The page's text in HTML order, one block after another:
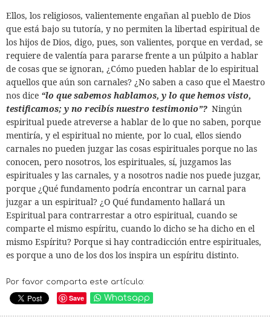
Ellos, los religiosos, valientemente engañan al pueblo de Dios
que está bajo su tutoría, y no permiten la libertad espiritual de
los hijos de Dios, digo, pues, son valientes, porque en verdad, se
requiere de valentía para pararse frente a un púlpito a hablar
de cosas que se ignoran, ¿Cómo pueden hablar de lo espiritual
aquellos que aún son carnales? ¿No saben a caso que el Maestro
nos dice “lo que sabemos hablamos, y lo que hemos visto,
testificamos; y no recibís nuestro testimonio”? Ningún
espiritual puede atreverse a hablar de lo que no saben, porque
mentiría, y el espiritual no miente, por lo cual, ellos siendo
carnales no pueden juzgar las cosas espirituales porque no las
conocen, pero nosotros, los espirituales, sí, juzgamos las
espirituales y las carnales, y a nosotros nadie nos puede juzgar,
porque ¿Qué fundamento podría encontrar un carnal para
juzgar a un espiritual? ¿O Qué fundamento hallará un
Espiritual para contrarrestar a otro espiritual, cuando se
comparte el mismo espíritu, cuando lo dicho se ha dicho en el
mismo Espíritu? Porque si hay contradicción entre espirituales,
es porque a uno de los dos los inspira un espíritu distinto.
Por favor comparta este artículo:
Save Whatsapp